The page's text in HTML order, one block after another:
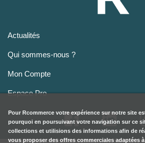
Actualités
Qui sommes-nous ?
Mon Compte
Espace Pro
Pour Rcommerce votre expérience sur notre site
pourquoi en poursuivant votre navigation sur ce
collections et utilisions des informations afin de
vous proposer des offres commerciales adaptées